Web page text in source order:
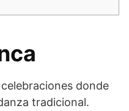
donde
tradicional.